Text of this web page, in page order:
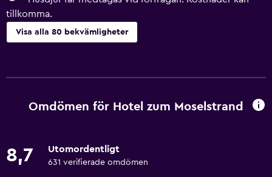
tillkomma.
Visa alla 80 bekvämligheter
Gratis WiFi
Handdukar
Omdömen för Hotel zum Moselstrand
8,7 Utomordentligt
631 verifierade omdömen